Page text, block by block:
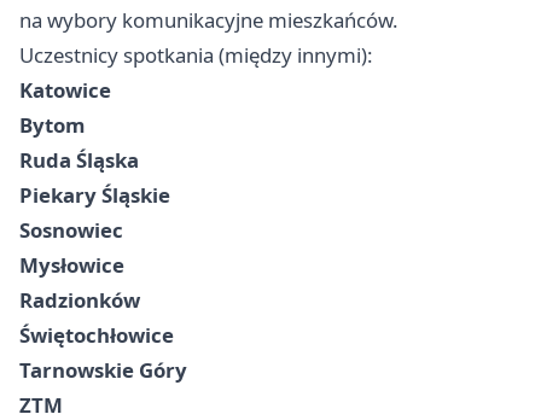
na wybory komunikacyjne mieszkańców.
Uczestnicy spotkania (między innymi):
Katowice
Bytom
Ruda Śląska
Piekary Śląskie
Sosnowiec
Mysłowice
Radzionków
Świętochłowice
Tarnowskie Góry
ZTM